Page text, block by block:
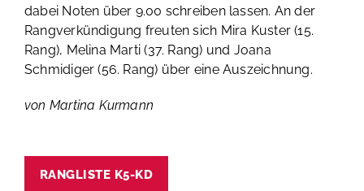
dabei Noten über 9.00 schreiben lassen. An der
Rangverkündigung freuten sich Mira Kuster (15.
Rang), Melina Marti (37. Rang) und Joana
Schmidiger (56. Rang) über eine Auszeichnung.
von Martina Kurmann
RANGLISTE K5-KD